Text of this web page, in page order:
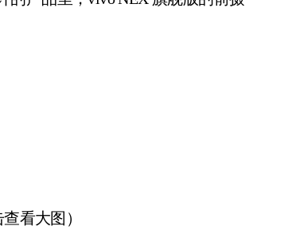
看大图）